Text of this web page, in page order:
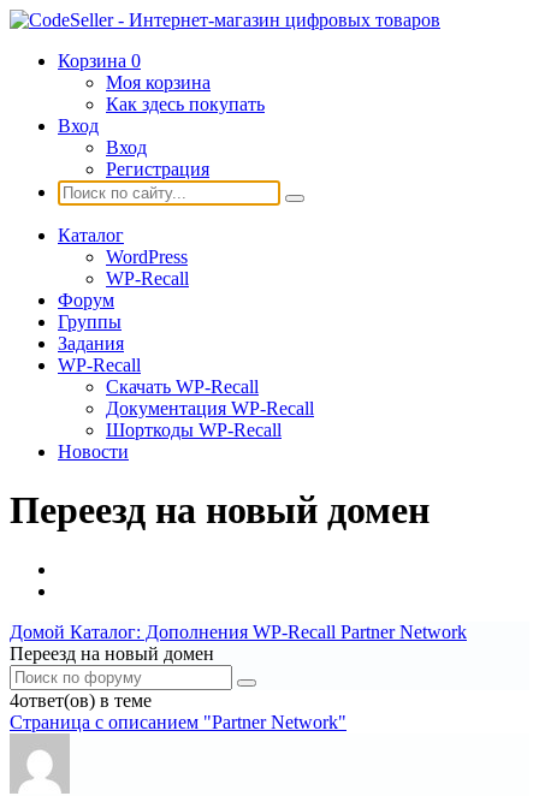
Корзина 0
Моя корзина
Как здесь покупать
Вход
Вход
Регистрация
Каталог
WordPress
WP-Recall
Форум
Группы
Задания
WP-Recall
Скачать WP-Recall
Документация WP-Recall
Шорткоды WP-Recall
Новости
Переезд на новый домен
Домой Каталог: Дополнения WP-Recall Partner Network
Переезд на новый домен
4ответ(ов) в теме
Страница c описанием "Partner Network"